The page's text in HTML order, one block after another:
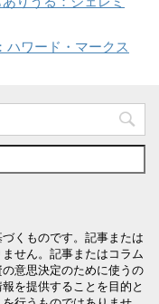
ハワード・マークス
くものです。記事または
せん。記事またはコラム
意思決定のために使うの
を提供することを目的と